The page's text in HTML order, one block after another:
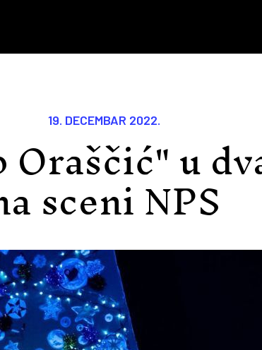
19. DECEMBAR 2022. u
sceni NPS